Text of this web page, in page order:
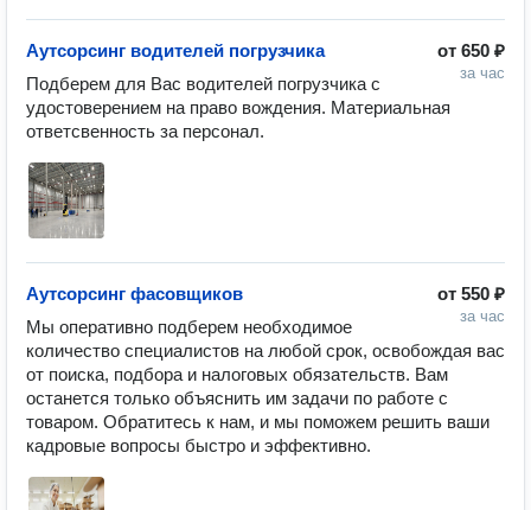
от 650 ₽
за час
Аутсорсинг водителей погрузчика
Подберем для Вас водителей погрузчика с
удостоверением на право вождения. Материальная
ответсвенность за персонал.
от 550 ₽
за час
Аутсорсинг фасовщиков
Мы оперативно подберем необходимое
количество специалистов на любой срок, освобождая вас
от поиска, подбора и налоговых обязательств. Вам
останется только объяснить им задачи по работе с
товаром. Обратитесь к нам, и мы поможем решить ваши
кадровые вопросы быстро и эффективно.